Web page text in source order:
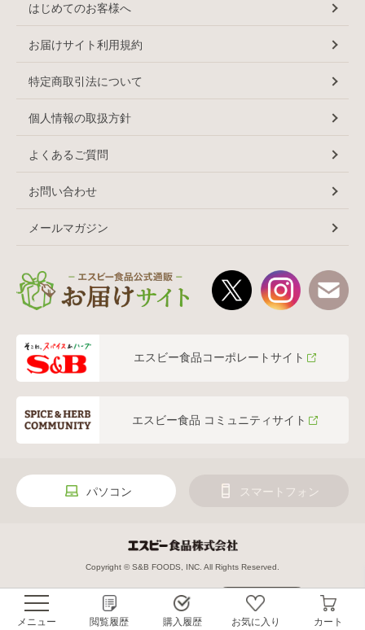
メニュー 閲覧履歴 購入履歴 お気に入り カート
絞り込み
はじめてのお客様へ
お届けサイト利用規約
特定商取引法について
個人情報の取扱方針
よくあるご質問
お問い合わせ
メールマガジン
エスビー食品コーポレートサイト
エスビー食品 コミュニティサイト
パソコン スマートフォン
Copyright © S&B FOODS, INC. All Rights Reserved.